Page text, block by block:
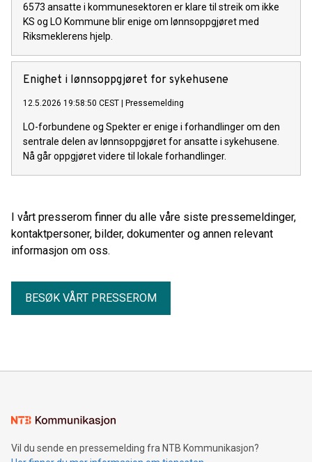
6573 ansatte i kommunesektoren er klare til streik om ikke
KS og LO Kommune blir enige om lønnsoppgjøret med
Riksmeklerens hjelp.
Enighet i lønnsoppgjøret for sykehusene
12.5.2026 19:58:50 CEST | Pressemelding
LO-forbundene og Spekter er enige i forhandlinger om den
sentrale delen av lønnsoppgjøret for ansatte i sykehusene.
Nå går oppgjøret videre til lokale forhandlinger.
I vårt presserom finner du alle våre siste pressemeldinger,
kontaktpersoner, bilder, dokumenter og annen relevant
informasjon om oss.
BESØK VÅRT PRESSEROM
Vil du sende en pressemelding fra NTB Kommunikasjon?